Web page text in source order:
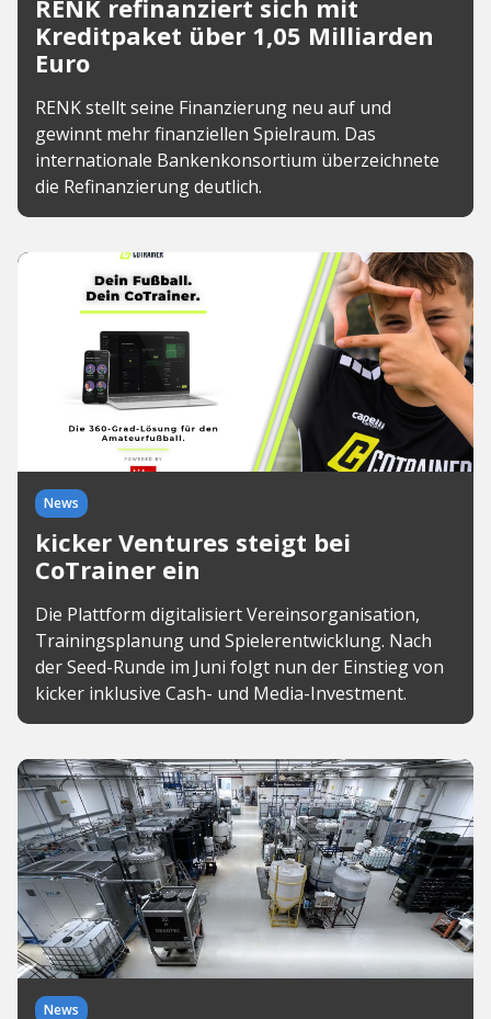
RENK refinanziert sich mit
Kreditpaket über 1,05 Milliarden
Euro
RENK stellt seine Finanzierung neu auf und
gewinnt mehr finanziellen Spielraum. Das
internationale Bankenkonsortium überzeichnete
die Refinanzierung deutlich.
News
kicker Ventures steigt bei
CoTrainer ein
Die Plattform digitalisiert Vereinsorganisation,
Trainingsplanung und Spielerentwicklung. Nach
der Seed-Runde im Juni folgt nun der Einstieg von
kicker inklusive Cash- und Media-Investment.
News